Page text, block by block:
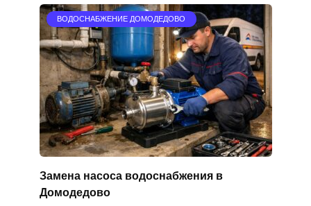
ВОДОСНАБЖЕНИЕ ДОМОДЕДОВО
Замена насоса водоснабжения в
Домодедово